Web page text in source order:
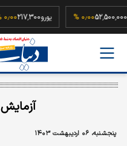
52,500,000۰٫۰۰ % یورو217,300
پنجشنبه، ۰۶ اردیبهشت ۱۴۰۳